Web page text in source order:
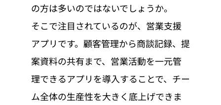
の方は多いのではないでしょうか。
そこで注目されているのが、営業支援
アプリです。顧客管理から商談記録、提
案資料の共有まで、営業活動を一元管
理できるアプリを導入することで、チー
ム全体の生産性を大きく底上げできま